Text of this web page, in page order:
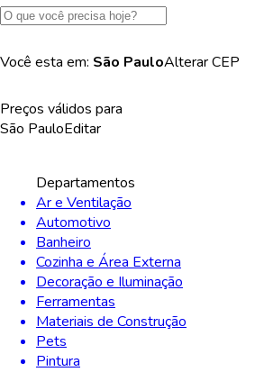
Você esta em: São PauloAlterarCEP
Preços válidos para
São PauloEditar
Departamentos
Ar e Ventilação
Automotivo
Banheiro
Cozinha e Área Externa
Decoração e Iluminação
Ferramentas
Materiais de Construção
Pets
Pintura